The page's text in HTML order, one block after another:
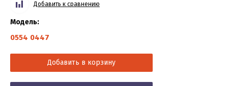
Добавить к сравнению
Модель:
0554 0447
Добавить в корзину